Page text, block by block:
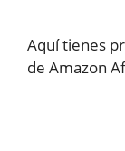
Aquí tienes
de Amazon